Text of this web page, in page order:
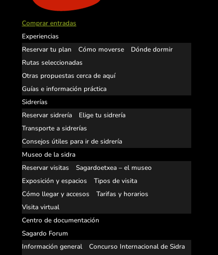
Comprar entradas
Experiencias
Reservar tu plan
Cómo moverse
Dónde dormir
Rutas seleccionadas
Otras propuestas cerca de aquí
Guías e información práctica
Sidrerías
Reservar sidrería
Elige tu sidrería
Transporte a sidrerías
Consejos útiles para ir de sidrería
Museo de la sidra
Reservar visitas
Sagardoetxea – el museo
Exposición y espacios
Tipos de visita
Cómo llegar y accesos
Tarifas y horarios
Visita virtual
Centro de documentación
Sagardo Forum
Información general
Concurso Internacional de Sidra